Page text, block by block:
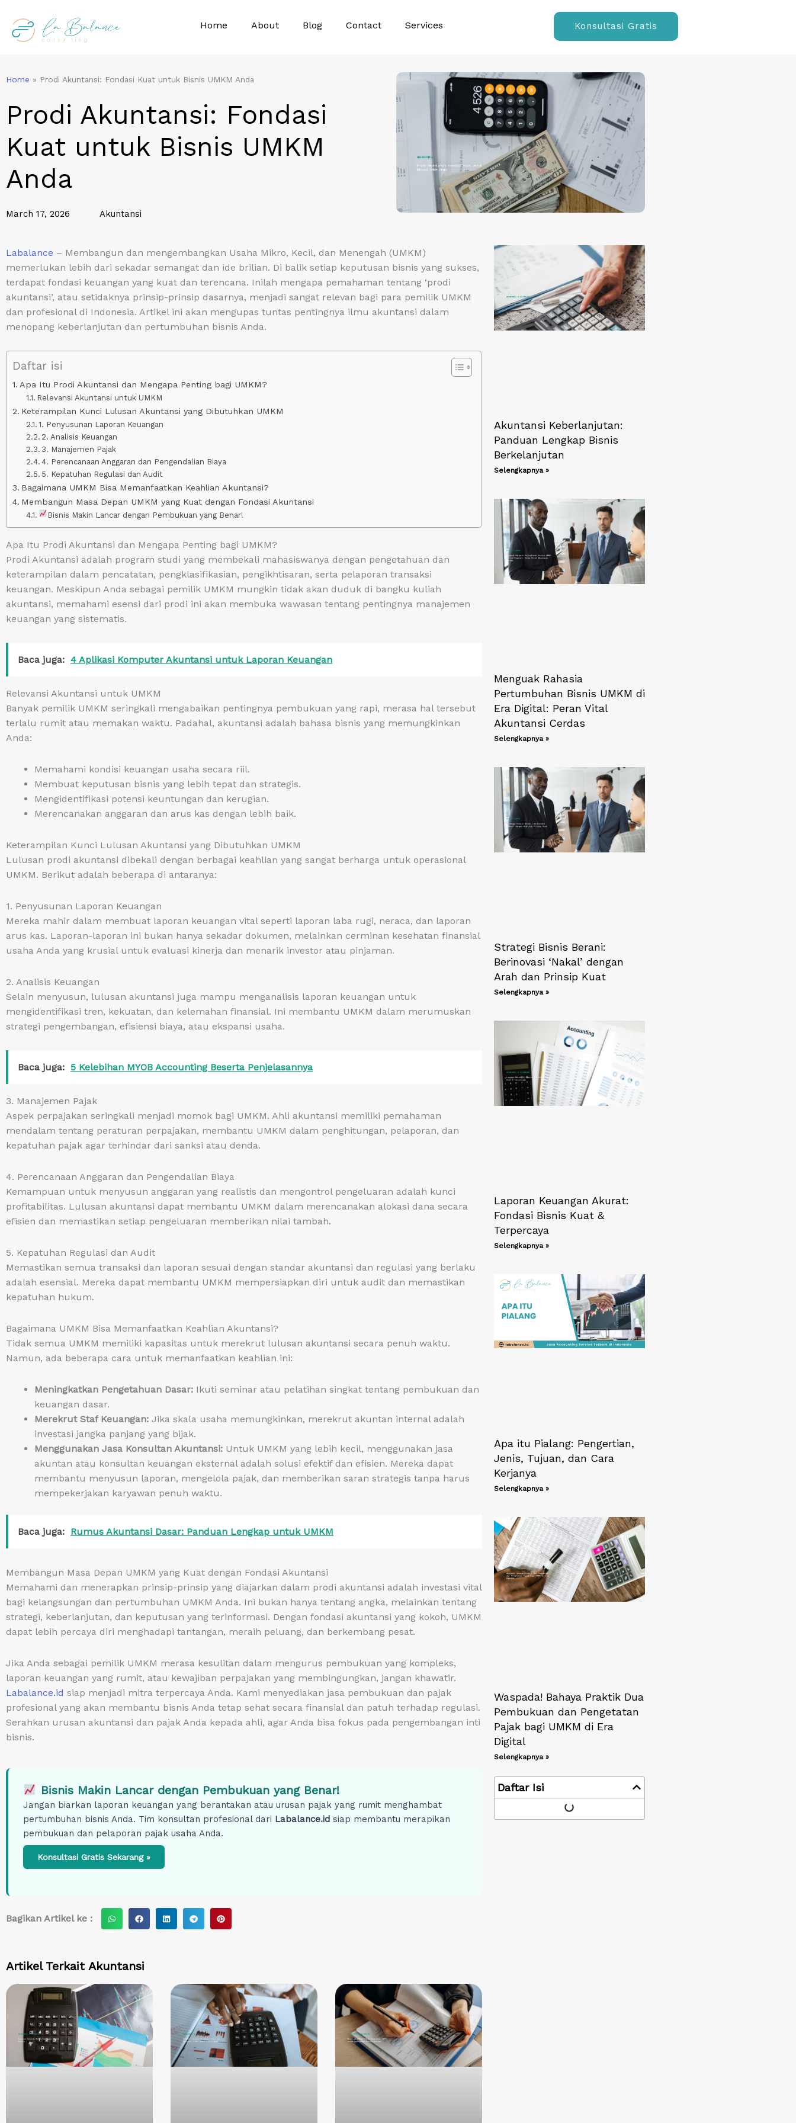
content
Home About Blog Contact Services Konsultasi Gratis
Home » Prodi Akuntansi: Fondasi Kuat untuk Bisnis UMKM Anda
Prodi Akuntansi: Fondasi
Kuat untuk Bisnis UMKM
Anda
March 17, 2026 Akuntansi
Labalance – Membangun dan mengembangkan Usaha Mikro, Kecil, dan Menengah (UMKM)
memerlukan lebih dari sekadar semangat dan ide brilian. Di balik setiap keputusan bisnis yang sukses,
terdapat fondasi keuangan yang kuat dan terencana. Inilah mengapa pemahaman tentang ‘prodi
akuntansi’, atau setidaknya prinsip-prinsip dasarnya, menjadi sangat relevan bagi para pemilik UMKM
dan profesional di Indonesia. Artikel ini akan mengupas tuntas pentingnya ilmu akuntansi dalam
menopang keberlanjutan dan pertumbuhan bisnis Anda.
Daftar isi
Apa Itu Prodi Akuntansi dan Mengapa Penting bagi UMKM?
Relevansi Akuntansi untuk UMKM
Keterampilan Kunci Lulusan Akuntansi yang Dibutuhkan UMKM
1. Penyusunan Laporan Keuangan
2. Analisis Keuangan
3. Manajemen Pajak
4. Perencanaan Anggaran dan Pengendalian Biaya
5. Kepatuhan Regulasi dan Audit
Bagaimana UMKM Bisa Memanfaatkan Keahlian Akuntansi?
Membangun Masa Depan UMKM yang Kuat dengan Fondasi Akuntansi
Bisnis Makin Lancar dengan Pembukuan yang Benar!
Apa Itu Prodi Akuntansi dan Mengapa Penting bagi UMKM?
Prodi Akuntansi adalah program studi yang membekali mahasiswanya dengan pengetahuan dan
keterampilan dalam pencatatan, pengklasifikasian, pengikhtisaran, serta pelaporan transaksi
keuangan. Meskipun Anda sebagai pemilik UMKM mungkin tidak akan duduk di bangku kuliah
akuntansi, memahami esensi dari prodi ini akan membuka wawasan tentang pentingnya manajemen
keuangan yang sistematis.
Baca juga: 4 Aplikasi Komputer Akuntansi untuk Laporan Keuangan
Relevansi Akuntansi untuk UMKM
Banyak pemilik UMKM seringkali mengabaikan pentingnya pembukuan yang rapi, merasa hal tersebut
terlalu rumit atau memakan waktu. Padahal, akuntansi adalah bahasa bisnis yang memungkinkan
Anda:
Memahami kondisi keuangan usaha secara riil.
Membuat keputusan bisnis yang lebih tepat dan strategis.
Mengidentifikasi potensi keuntungan dan kerugian.
Merencanakan anggaran dan arus kas dengan lebih baik.
Keterampilan Kunci Lulusan Akuntansi yang Dibutuhkan UMKM
Lulusan prodi akuntansi dibekali dengan berbagai keahlian yang sangat berharga untuk operasional
UMKM. Berikut adalah beberapa di antaranya:
1. Penyusunan Laporan Keuangan
Mereka mahir dalam membuat laporan keuangan vital seperti laporan laba rugi, neraca, dan laporan
arus kas. Laporan-laporan ini bukan hanya sekadar dokumen, melainkan cerminan kesehatan finansial
usaha Anda yang krusial untuk evaluasi kinerja dan menarik investor atau pinjaman.
2. Analisis Keuangan
Selain menyusun, lulusan akuntansi juga mampu menganalisis laporan keuangan untuk
mengidentifikasi tren, kekuatan, dan kelemahan finansial. Ini membantu UMKM dalam merumuskan
strategi pengembangan, efisiensi biaya, atau ekspansi usaha.
Baca juga: 5 Kelebihan MYOB Accounting Beserta Penjelasannya
3. Manajemen Pajak
Aspek perpajakan seringkali menjadi momok bagi UMKM. Ahli akuntansi memiliki pemahaman
mendalam tentang peraturan perpajakan, membantu UMKM dalam penghitungan, pelaporan, dan
kepatuhan pajak agar terhindar dari sanksi atau denda.
4. Perencanaan Anggaran dan Pengendalian Biaya
Kemampuan untuk menyusun anggaran yang realistis dan mengontrol pengeluaran adalah kunci
profitabilitas. Lulusan akuntansi dapat membantu UMKM dalam merencanakan alokasi dana secara
efisien dan memastikan setiap pengeluaran memberikan nilai tambah.
5. Kepatuhan Regulasi dan Audit
Memastikan semua transaksi dan laporan sesuai dengan standar akuntansi dan regulasi yang berlaku
adalah esensial. Mereka dapat membantu UMKM mempersiapkan diri untuk audit dan memastikan
kepatuhan hukum.
Bagaimana UMKM Bisa Memanfaatkan Keahlian Akuntansi?
Tidak semua UMKM memiliki kapasitas untuk merekrut lulusan akuntansi secara penuh waktu.
Namun, ada beberapa cara untuk memanfaatkan keahlian ini:
Meningkatkan Pengetahuan Dasar: Ikuti seminar atau pelatihan singkat tentang pembukuan dan
keuangan dasar.
Merekrut Staf Keuangan: Jika skala usaha memungkinkan, merekrut akuntan internal adalah
investasi jangka panjang yang bijak.
Menggunakan Jasa Konsultan Akuntansi: Untuk UMKM yang lebih kecil, menggunakan jasa
akuntan atau konsultan keuangan eksternal adalah solusi efektif dan efisien. Mereka dapat
membantu menyusun laporan, mengelola pajak, dan memberikan saran strategis tanpa harus
mempekerjakan karyawan penuh waktu.
Baca juga: Rumus Akuntansi Dasar: Panduan Lengkap untuk UMKM
Membangun Masa Depan UMKM yang Kuat dengan Fondasi Akuntansi
Memahami dan menerapkan prinsip-prinsip yang diajarkan dalam prodi akuntansi adalah investasi vital
bagi kelangsungan dan pertumbuhan UMKM Anda. Ini bukan hanya tentang angka, melainkan tentang
strategi, keberlanjutan, dan keputusan yang terinformasi. Dengan fondasi akuntansi yang kokoh, UMKM
dapat lebih percaya diri menghadapi tantangan, meraih peluang, dan berkembang pesat.
Jika Anda sebagai pemilik UMKM merasa kesulitan dalam mengurus pembukuan yang kompleks,
laporan keuangan yang rumit, atau kewajiban perpajakan yang membingungkan, jangan khawatir.
Labalance.id siap menjadi mitra terpercaya Anda. Kami menyediakan jasa pembukuan dan pajak
profesional yang akan membantu bisnis Anda tetap sehat secara finansial dan patuh terhadap regulasi.
Serahkan urusan akuntansi dan pajak Anda kepada ahli, agar Anda bisa fokus pada pengembangan inti
bisnis.
Bisnis Makin Lancar dengan Pembukuan yang Benar!
Jangan biarkan laporan keuangan yang berantakan atau urusan pajak yang rumit menghambat
pertumbuhan bisnis Anda. Tim konsultan profesional dari Labalance.id siap membantu merapikan
pembukuan dan pelaporan pajak usaha Anda.
Konsultasi Gratis Sekarang »
Bagikan Artikel ke : S
h
w
S
h
o
a
S
h
S
h
t
e
l
S
h
o
p
i
n
t
Artikel Terkait Akuntansi
Akuntansi Keberlanjutan:
Panduan Lengkap Bisnis
Berkelanjutan
Selengkapnya »
Menguak Rahasia
Pertumbuhan Bisnis UMKM di
Era Digital: Peran Vital
Akuntansi Cerdas
Selengkapnya »
Strategi Bisnis Berani:
Berinovasi ‘Nakal’ dengan
Arah dan Prinsip Kuat
Selengkapnya »
Laporan Keuangan Akurat:
Fondasi Bisnis Kuat &
Terpercaya
Selengkapnya »
Apa itu Pialang: Pengertian,
Jenis, Tujuan, dan Cara
Kerjanya
Selengkapnya »
Waspada! Bahaya Praktik Dua
Pembukuan dan Pengetatan
Pajak bagi UMKM di Era
Digital
Selengkapnya »
Daftar Isi